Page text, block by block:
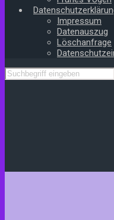
Impressum
Datenauszug
Löschanfrage